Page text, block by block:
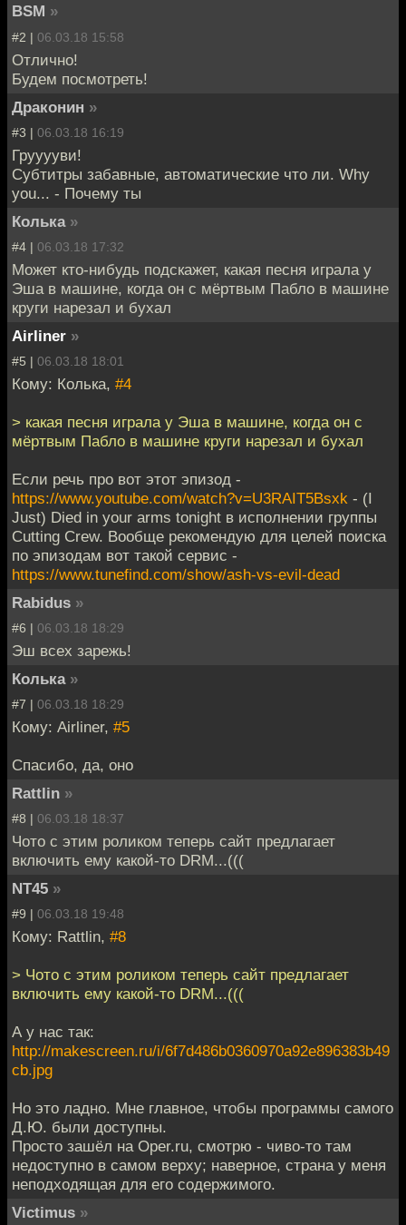
BSM »
#2 | 06.03.18 15:58
Отлично!
Будем посмотреть!
Драконин »
#3 | 06.03.18 16:19
Грууууви!
Субтитры забавные, автоматические что ли. Why
you... - Почему ты
Колька »
#4 | 06.03.18 17:32
Может кто-нибудь подскажет, какая песня играла у
Эша в машине, когда он с мёртвым Пабло в машине
круги нарезал и бухал
Airliner »
#5 | 06.03.18 18:01
Кому: Колька, #4
> какая песня играла у Эша в машине, когда он с
мёртвым Пабло в машине круги нарезал и бухал
Если речь про вот этот эпизод -
https://www.youtube.com/watch?v=U3RAIT5Bsxk - (I
Just) Died in your arms tonight в исполнении группы
Cutting Crew. Вообще рекомендую для целей поиска
по эпизодам вот такой сервис -
https://www.tunefind.com/show/ash-vs-evil-dead
Rabidus »
#6 | 06.03.18 18:29
Эш всех зарежь!
Колька »
#7 | 06.03.18 18:29
Кому: Airliner, #5
Спасибо, да, оно
Rattlin »
#8 | 06.03.18 18:37
Чото с этим роликом теперь сайт предлагает
включить ему какой-то DRM...(((
NT45 »
#9 | 06.03.18 19:48
Кому: Rattlin, #8
> Чото с этим роликом теперь сайт предлагает
включить ему какой-то DRM...(((
А у нас так:
http://makescreen.ru/i/6f7d486b0360970a92e896383b49
cb.jpg
Но это ладно. Мне главное, чтобы программы самого
Д.Ю. были доступны.
Просто зашёл на Oper.ru, смотрю - чиво-то там
недоступно в самом верху; наверное, страна у меня
неподходящая для его содержимого.
Victimus »